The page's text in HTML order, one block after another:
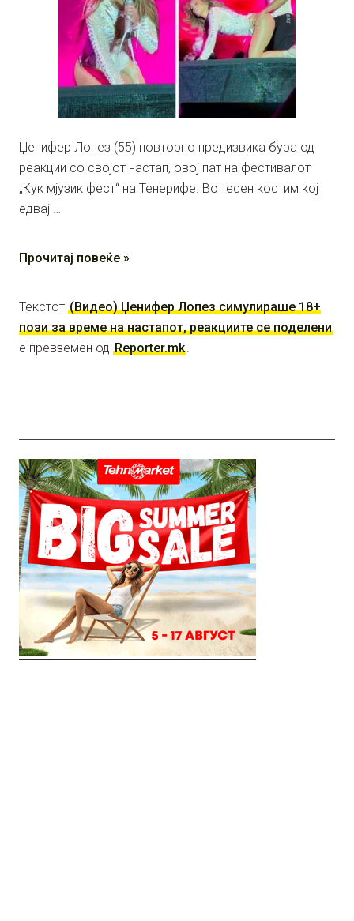
Џенифер Лопез (55) повторно предизвика бура од
реакции со својот настап, овој пат на фестивалот
„Кук мјузик фест“ на Тенерифе. Во тесен костим кој
едвај …
Прочитај повеќе »
Текстот (Видео) Џенифер Лопез симулираше 18+
пози за време на настапот, реакциите се поделени
е превземен од Reporter.mk.